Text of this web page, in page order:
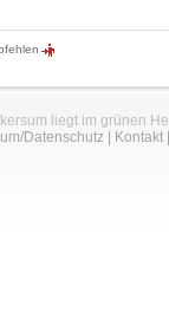
liegt im grünen
Datenschutz| Kontakt